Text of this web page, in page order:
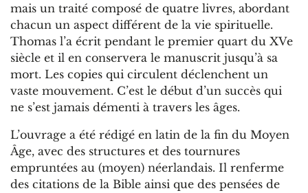
mais un traité composé de quatre livres, abordant
chacun un aspect différent de la vie spirituelle.
Thomas l’a écrit pendant le premier quart du XVe
siècle et il en conservera le manuscrit jusqu’à sa
mort. Les copies qui circulent déclenchent un
vaste mouvement. C’est le début d’un succès qui
ne s’est jamais démenti à travers les âges.
L’ouvrage a été rédigé en latin de la fin du Moyen
Âge, avec des structures et des tournures
empruntées au (moyen) néerlandais. Il renferme
des citations de la Bible ainsi que des pensées de